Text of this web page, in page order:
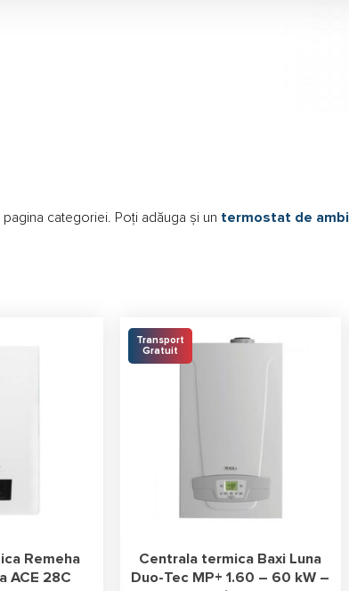
categoriei. Poți adăuga și un termostat de
Remeha
ACE 28C
Transport
Gratuit
Centrala termica Baxi Luna
Duo-Tec MP+ 1.60 – 60 kW –